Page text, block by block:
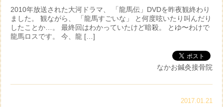
2010年放送された大河ドラマ、 「龍馬伝」DVDを昨夜観終わり
ました。 観ながら、 「龍馬すごいな」 と何度呟いたり叫んだり
したことか…。 最終回はわかっていたけど暗殺。 とゆ〜わけで
龍馬ロスです。 今、龍 […]
なかお鍼灸接骨院
2017.01.21